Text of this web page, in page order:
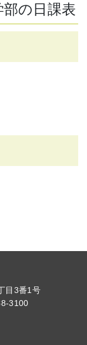
の日課表
目3番1号
3100